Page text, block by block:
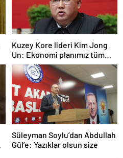
Kuzey Kore lideri Kim Jong
Un: Ekonomi planımız tüm
sektörlerde başarısız oldu
Süleyman Soylu’dan Abdullah
Gül’e: Yazıklar olsun size